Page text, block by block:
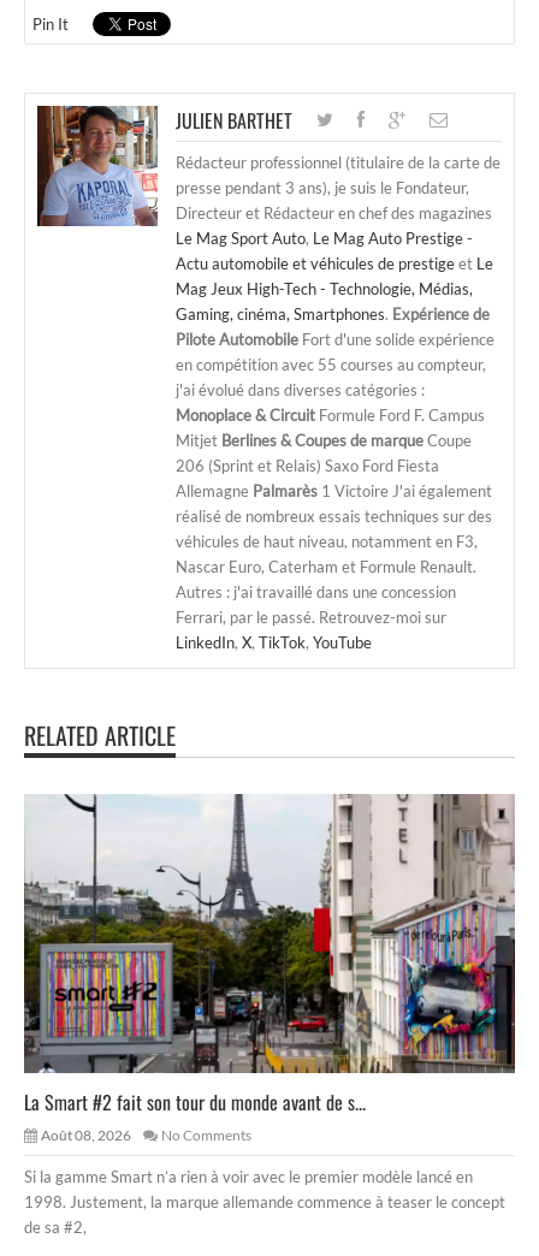
Pin It
JULIEN BARTHET
Rédacteur professionnel (titulaire de la carte de
presse pendant 3 ans), je suis le Fondateur,
Directeur et Rédacteur en chef des magazines
Le Mag Sport Auto, Le Mag Auto Prestige -
Actu automobile et véhicules de prestigeet Le
Mag Jeux High-Tech - Technologie, Médias,
Gaming, cinéma, Smartphones. Expérience de
Pilote Automobile Fort d'une solide expérience
en compétition avec 55 courses au compteur,
j'ai évolué dans diverses catégories :
Monoplace & Circuit Formule Ford F. Campus
Mitjet Berlines & Coupes de marqueCoupe
206 (Sprint et Relais) Saxo Ford Fiesta
Allemagne Palmarès 1 Victoire J'ai également
réalisé de nombreux essais techniques sur des
véhicules de haut niveau, notamment en F3,
Nascar Euro, Caterham et Formule Renault.
Autres : j'ai travaillé dans une concession
Ferrari, par le passé. Retrouvez-moi sur
LinkedIn, X, TikTok, YouTube
RELATED ARTICLE
La Smart #2 fait son tour du monde avant de s...
Août 08, 2026 No Comments
Si la gamme Smart n’a rien à voir avec le premier modèle lancé en
1998. Justement, la marque allemande commence à teaser le concept
de sa #2,